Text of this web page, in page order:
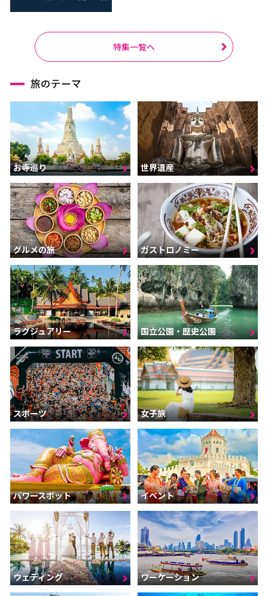
特集一覧へ
旅のテーマ
お寺巡り 世界遺産
グルメの旅 ガストロノミー
ラグジュアリー 国立公園・歴史公園
スポーツ 女子旅
パワースポット イベント
ウェディング ワーケーション